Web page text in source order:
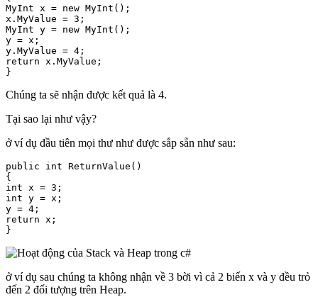
MyInt x = new MyInt();
x.MyValue = 3;
MyInt y = new MyInt();
y = x;
y.MyValue = 4;
return x.MyValue;
}
Chúng ta sẽ nhận được kết quả là 4.
Tại sao lại như vậy?
ở ví dụ đầu tiên mọi thư như được sắp sẵn như sau:
public int ReturnValue()
{
int x = 3;
int y = x;
y = 4;
return x;
}
ở ví dụ sau chúng ta không nhận về 3 bời vì cả 2 biến x và y đều trỏ
đến 2 đối tượng trên Heap.